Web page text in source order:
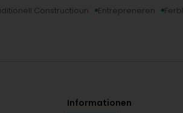
Constructioun Entrepreneren
Informationen